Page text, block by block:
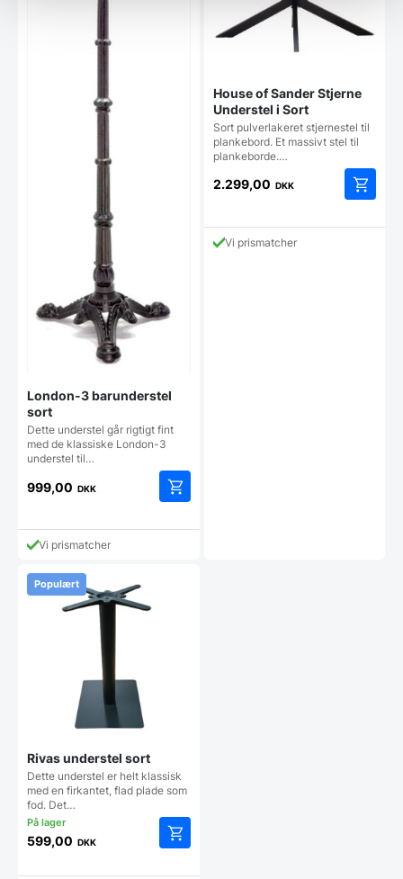
London-3 barunderstel
sort
Dette understel går rigtigt fint
med de klassiske London-3
understel til…
999,00 DKK
Vi prismatcher
House of Sander Stjerne
Understel i Sort
Sort pulverlakeret stjernestel til
plankebord. Et massivt stel til
plankeborde.…
2.299,00 DKK
Vi prismatcher
Populært
Rivas understel sort
Dette understel er helt klassisk
med en firkantet, flad plade som
fod. Det…
599,00 DKK